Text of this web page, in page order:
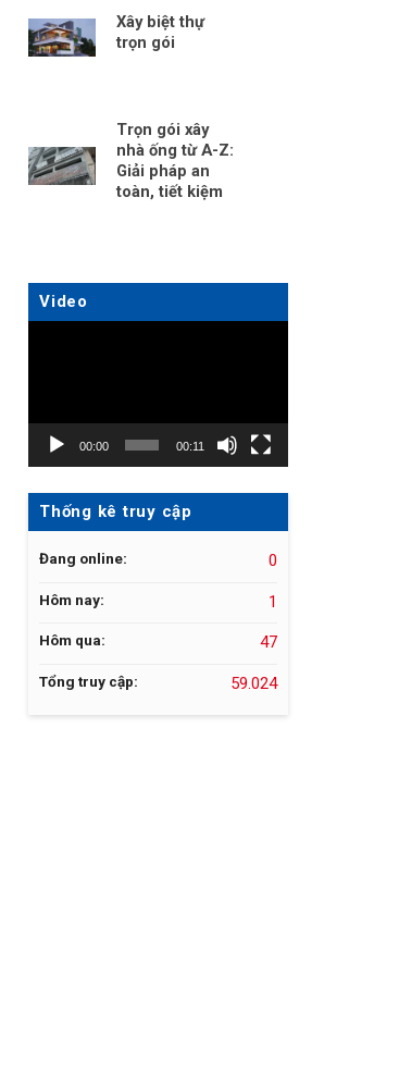
Xây biệt thự
trọn gói
Trọn gói xây
nhà ống từ A-Z:
Giải pháp an
toàn, tiết kiệm
Video
00:00 00:11
Thống kê truy cập
Đang online: 0
Hôm nay: 1
Hôm qua: 47
Tổng truy cập: 59.024